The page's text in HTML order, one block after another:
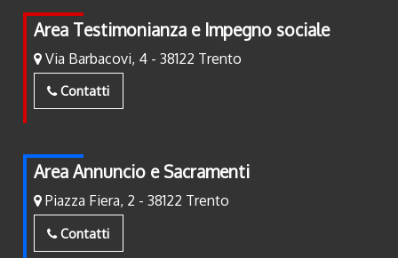
Area Testimonianza e Impegno sociale
Via Barbacovi, 4 - 38122 Trento
Contatti
Area Annuncio e Sacramenti
Piazza Fiera, 2 - 38122 Trento
Contatti